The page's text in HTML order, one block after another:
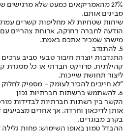
27% מהאמריקאים כמעט שלא
מבינים אותם.
שיחות שטחיות לא מחליפות קשרים
הודעה לחברה רחוקה, ארוחת צהריים
מישהו שמכיר אתכם באמת.
5. להתנדב
התנדבות יוצרת חיבור טבעי סביב
קהילתית, פרויקט חברתי או כל מסגרת
ליצור תחושת שייכות.
"לא חייבים להכיר לעומק - מספיק
6. להשתמש ברשתות חברתיות נכון
הקשר בין רשתות חברתיות לבדידות
אותן לדיכאון וחרדה, אך אחרים
בקרב מבוגרים.
ההבדל טמון באופן השימוש: פחות גלילה